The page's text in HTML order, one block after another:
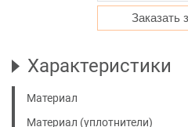
Заказать
Характеристики
Материал
Материал (уплотнители)